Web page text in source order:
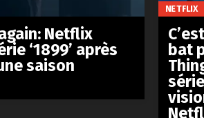
Netflix
‘1899’ après
saison
NETFLIX
bat